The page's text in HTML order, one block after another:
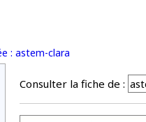
: astem-clara
Consulter la fiche de :